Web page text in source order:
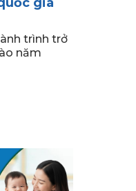
trình trở
năm